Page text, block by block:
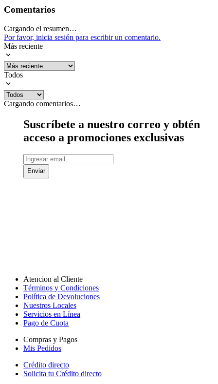
Comentarios
Cargando el resumen…
Por favor, inicia sesión para escribir un comentario.
Más reciente
Todos
Cargando comentarios…
Suscríbete a nuestro correo y obtén
acceso a promociones exclusivas
Enviar
Atencion al Cliente
Términos y Condiciones
Política de Devoluciones
Nuestros Locales
Servicios en Línea
Pago de Cuota
Compras y Pagos
Mis Pedidos
Crédito directo
Solicita tu Crédito directo